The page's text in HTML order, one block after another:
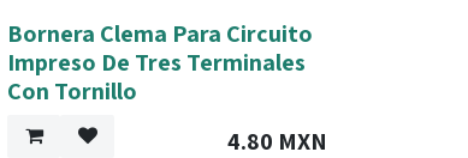
Bornera Clema Para Circuito
Impreso De Tres Terminales
Con Tornillo
4.80 MXN